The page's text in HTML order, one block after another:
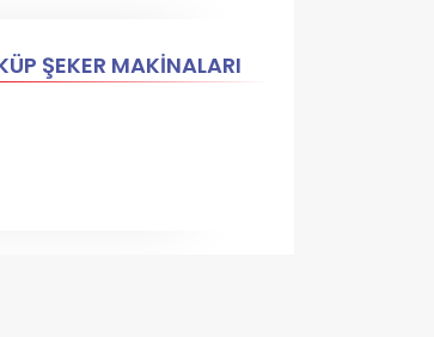
ŞEKER MAKİNALARI